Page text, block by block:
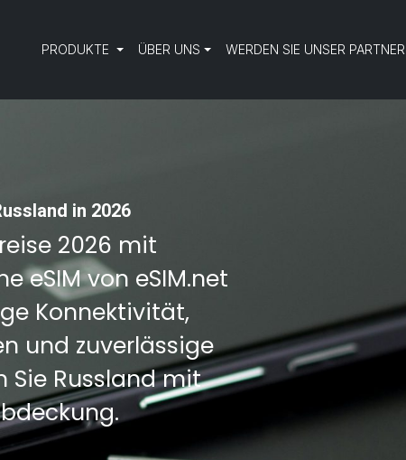
PRODUKTE ÜBER UNS WERDEN SIE UNSER PARTNER
in 2026
2026 mit
eSIM von eSIM.net
Konnektivität,
und zuverlässige
Sie Russland mit